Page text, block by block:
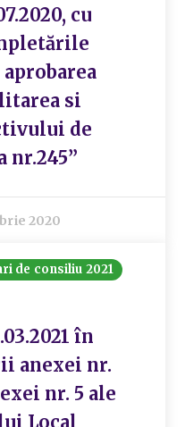
cu
si
de
2020
de consiliu 2021
în
anexei nr.
nr. 5 ale
Local